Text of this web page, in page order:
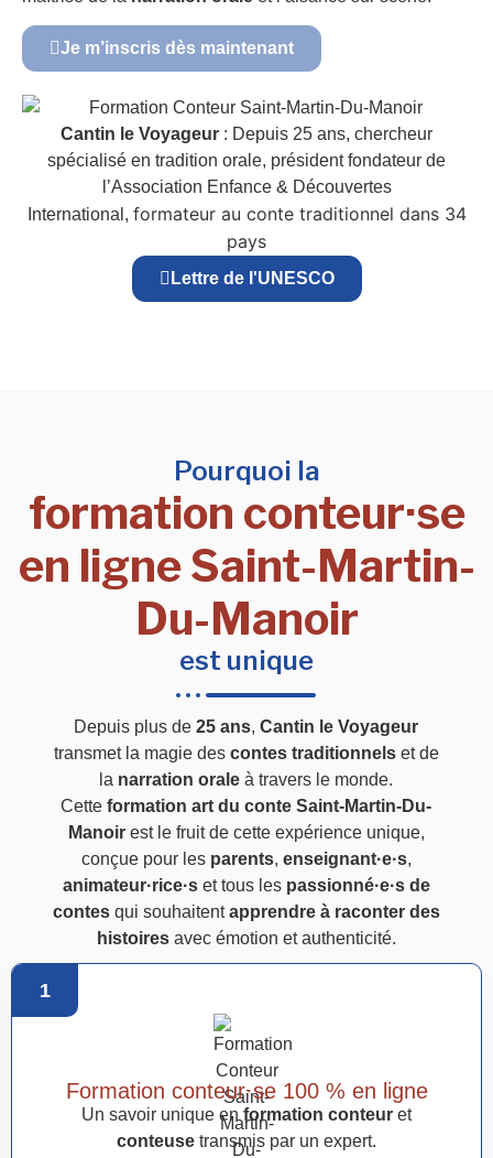
Je m’inscris dès maintenant
Cantin le Voyageur : Depuis 25 ans, chercheur
spécialisé en tradition orale, président fondateur de
l’Association Enfance & Découvertes
International, formateur au conte traditionnel dans 34
pays
Lettre de l'UNESCO
Pourquoi la
formation conteur·se
en ligne Saint-Martin-
Du-Manoir
est unique
Depuis plus de25 ans,Cantin le Voyageur
transmet la magie des contes traditionnelset de
la narration orale à travers le monde.
Cetteformation art du conte Saint-Martin-Du-
Manoirest le fruit de cette expérience unique,
conçue pour les parents, enseignant·e·s,
animateur·rice·set tous les passionné·e·s de
contesqui souhaitentapprendre à raconter des
histoiresavec émotion et authenticité.
1
Formation conteur·se 100 % en ligne
Un savoir unique en formation conteur et
conteuse transmis par un expert.